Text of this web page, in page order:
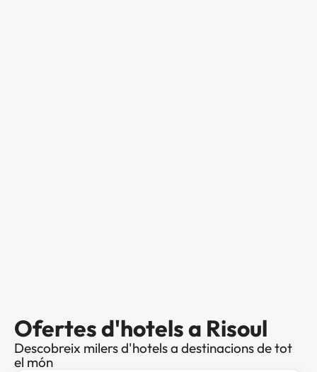
Ofertes d'hotels a Risoul
Descobreix milers d'hotels a destinacions de tot
el món